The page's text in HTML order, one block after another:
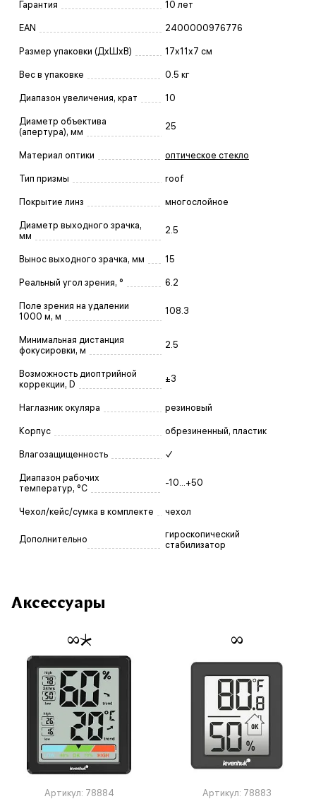
Гарантия 10 лет
EAN 2400000976776
Размер упаковки (ДxШxВ) 17x11x7 см
Вес в упаковке 0.5 кг
Диапазон увеличения, крат 10
Диаметр объектива
(апертура), мм
25
Материал оптики оптическое стекло
Тип призмы roof
Покрытие линз многослойное
Диаметр выходного зрачка,
мм
2.5
Вынос выходного зрачка, мм 15
Реальный угол зрения, ° 6.2
Поле зрения на удалении
1000 м, м
108.3
Минимальная дистанция
фокусировки, м
2.5
Возможность диоптрийной
коррекции, D
±3
Наглазник окуляра резиновый
Корпус обрезиненный, пластик
Влагозащищенность ✓
Диапазон рабочих
температур, °С
-10...+50
Чехол/кейс/сумка в комплекте чехол
Дополнительно
гироскопический
стабилизатор
Аксессуары
Артикул: 78884 Артикул: 78883